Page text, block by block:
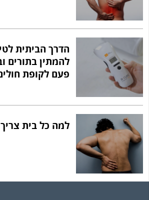
הדרך הביתית
להמתין בתורים
פעם לקופת
למה כל בית צריך